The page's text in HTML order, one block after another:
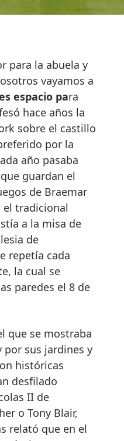
para la abuela y
vayamos a
espacio para
hace años la
sobre el castillo
por la
año pasaba
guardan el
de Braemar
el tradicional
a la misa de
de
repetía cada
la cual se
paredes el 8 de
que se mostraba
por sus jardines y
históricas
desfilado
II de
o Tony Blair,
relató que en el